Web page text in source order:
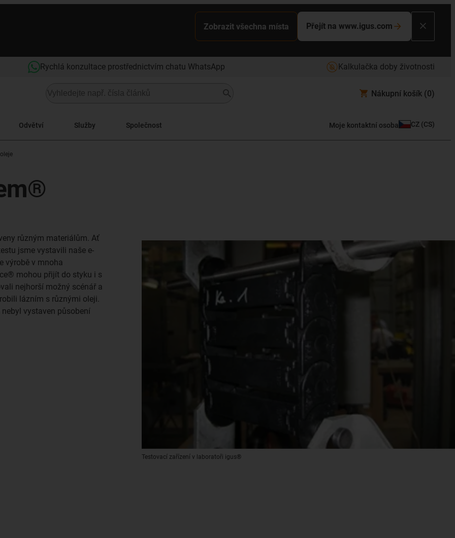
Zobrazit všechna místa Přejít na www.igus.com
Rychlá konzultace prostřednictvím chatu WhatsApp Kalkulačka doby životnosti
Nákupní košík (0)
Odvětví Služby Společnost Moje kontaktní osoba CZ (CS)
Testovací zařízení v laboratoři igus®
různým materiálům. Ať
jsme vystavili naše e-
výrobě v mnoha
mohou přijít do styku i s
nejhorší možný scénář a
lázním s různými oleji.
vystaven působení